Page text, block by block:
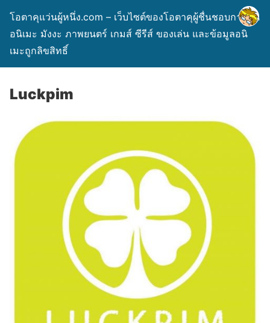
โอตาคุแว่นผู้หนึ่ง.com – เว็บไซต์ของโอตาคุผู้ชื่นชอบการ์ตูน
อนิเมะ มังงะ ภาพยนตร์ เกมส์ ซีรีส์ ของเล่น และข้อมูลอนิ
เมะถูกลิขสิทธิ์
Luckpim